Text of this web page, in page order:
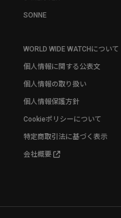
SONNE
WORLD WIDE WATCHについて
個人情報に関する公表文
個人情報の取り扱い
個人情報保護方針
Cookieポリシーについて
特定商取引法に基づく表示
会社概要